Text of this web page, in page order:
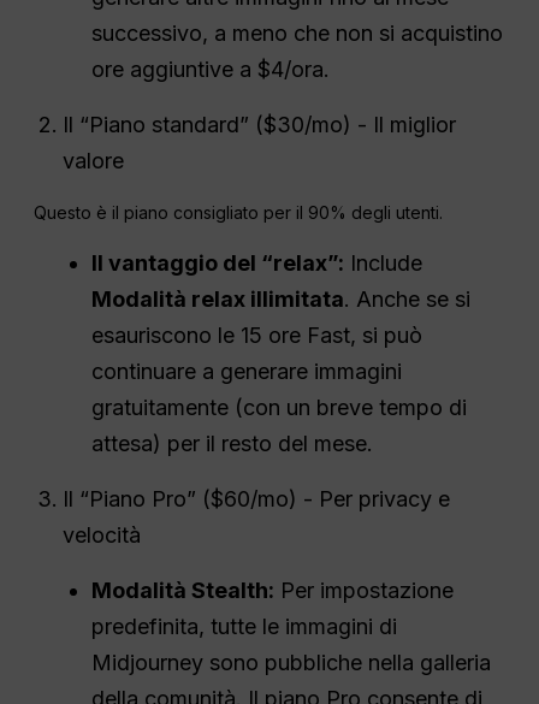
successivo, a meno che non si acquistino
ore aggiuntive a $4/ora.
Il “Piano standard” ($30/mo) - Il miglior
valore
Questo è il piano consigliato per il 90% degli utenti.
Il vantaggio del “relax”: Include
Modalità relax illimitata. Anche se si
esauriscono le 15 ore Fast, si può
continuare a generare immagini
gratuitamente (con un breve tempo di
attesa) per il resto del mese.
Il “Piano Pro” ($60/mo) - Per privacy e
velocità
Modalità Stealth: Per impostazione
predefinita, tutte le immagini di
Midjourney sono pubbliche nella galleria